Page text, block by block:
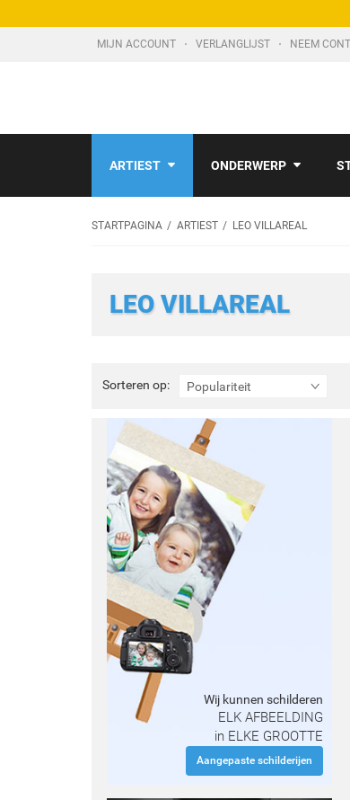
MIJN ACCOUNT VERLANGLIJST NEEM
ARTIEST ONDERWERP
STARTPAGINA ARTIEST LEO VILLAREAL
LEO VILLAREAL
Sorteren op: Populariteit
Sorteren
op:
Wij kunnen schilderen
ELK AFBEELDING
in ELKE GROOTTE
Aangepaste schilderijen